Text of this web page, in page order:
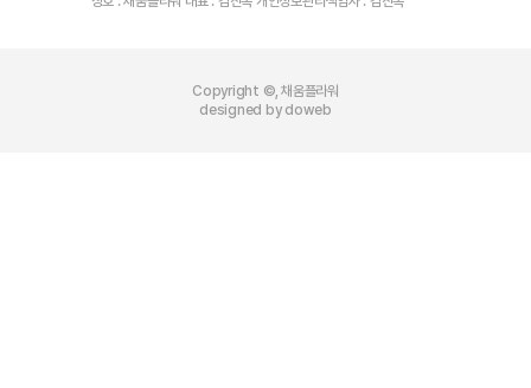
Copyright ©, 채움플라워
designed by doweb